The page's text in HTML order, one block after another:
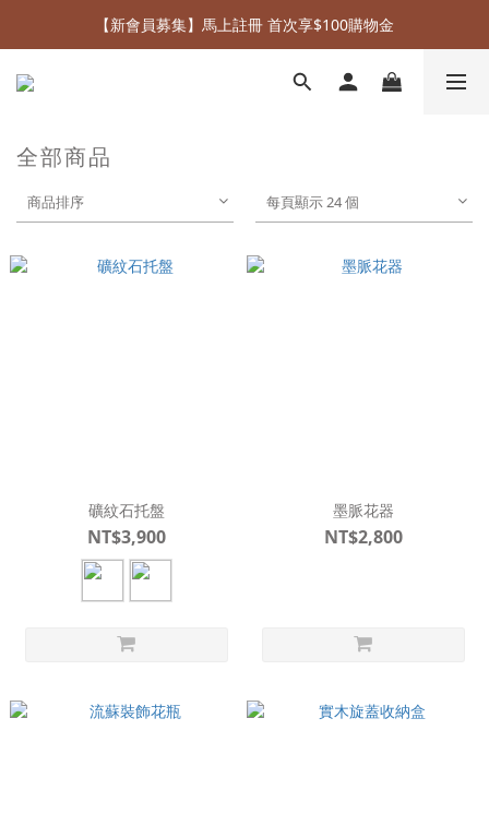
Welcome to FiFi Deco online store
【新會員募集】馬上註冊 首次享$100購物金
全部商品
商品排序 每頁顯示 24 個
礦紋石托盤
NT$3,900
墨脈花器
NT$2,800